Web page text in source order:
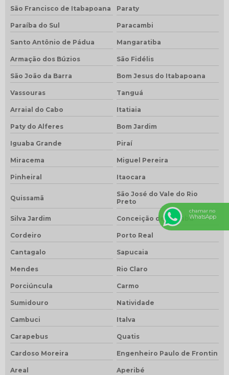
São Francisco de Itabapoana Paraty
Paraíba do Sul Paracambi
Santo Antônio de Pádua Mangaratiba
Armação dos Búzios São Fidélis
São João da Barra Bom Jesus do Itabapoana
Vassouras Tanguá
Arraial do Cabo Itatiaia
Paty do Alferes Bom Jardim
Iguaba Grande Piraí
Miracema Miguel Pereira
Pinheiral Itaocara
Quissamã
São José do Vale do Rio
Preto
Silva Jardim Conceição de Macabu
Cordeiro Porto Real
Cantagalo Sapucaia
Mendes Rio Claro
Porciúncula Carmo
Sumidouro Natividade
Cambuci Italva
Carapebus Quatis
Cardoso Moreira Engenheiro Paulo de Frontin
Areal Aperibé
chamar no
WhatsApp